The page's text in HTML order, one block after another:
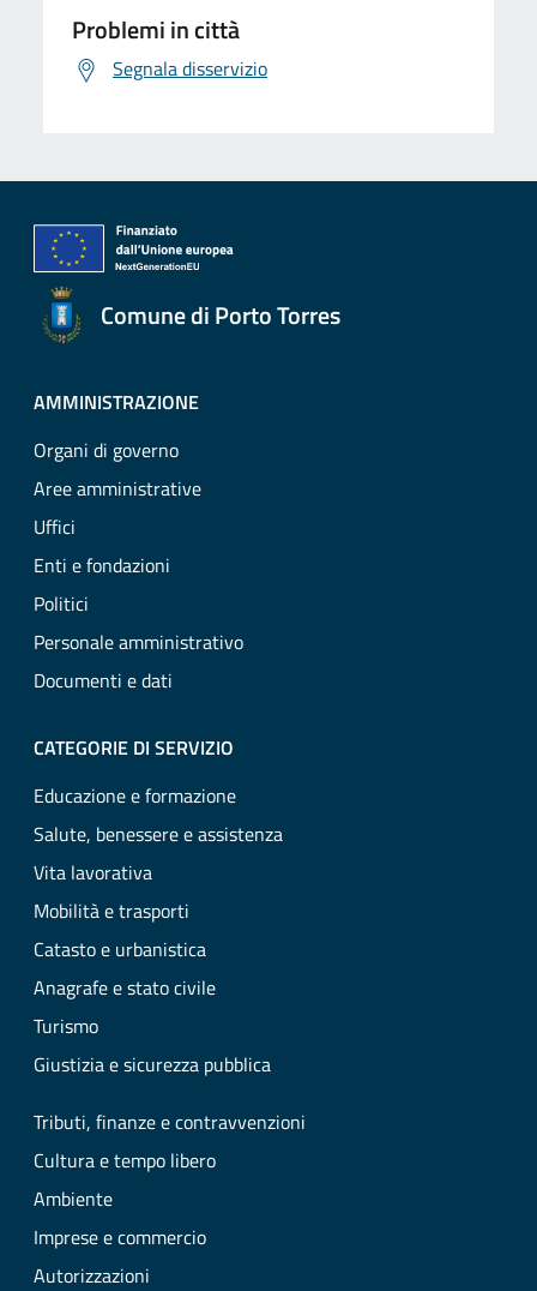
Problemi in città
Segnala disservizio
Comune di Porto Torres
AMMINISTRAZIONE
Organi di governo
Aree amministrative
Uffici
Enti e fondazioni
Politici
Personale amministrativo
Documenti e dati
CATEGORIE DI SERVIZIO
Educazione e formazione
Salute, benessere e assistenza
Vita lavorativa
Mobilità e trasporti
Catasto e urbanistica
Anagrafe e stato civile
Turismo
Giustizia e sicurezza pubblica
Tributi, finanze e contravvenzioni
Cultura e tempo libero
Ambiente
Imprese e commercio
Autorizzazioni